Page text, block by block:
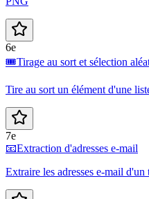
6e
🎟️Tirage au sort et sélection
Tire au sort un élément d'une
7e
📧Extraction d'adresses e-mail
Extraire les adresses e-mail